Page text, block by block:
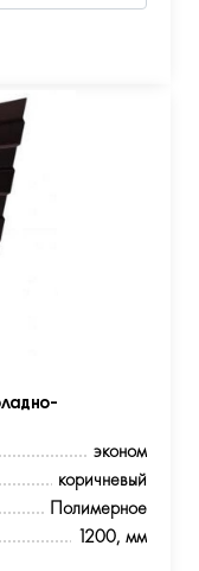
эконом
коричневый
Полимерное
1200, мм